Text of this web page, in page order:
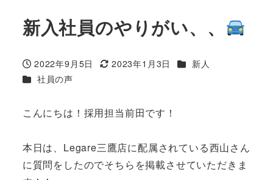
新入社員のやりがい、、
投稿日
2022年9月5日
更新日
2023年1月3日 カテゴリー
新人
カテゴリー
社員の声
こんにちは！採用担当前田です！
本日は、Legare三鷹店に配属されている西山さん
に質問をしたのでそちらを掲載させていただきま